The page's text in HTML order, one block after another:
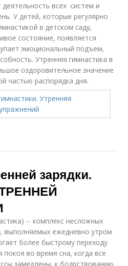
деятельность всех систем и
У детей, которые регулярно
в детском саду,
состояние, появляется
эмоциональный подъем,
Утренняя гимнастика в
оздоровительное значение
частью распорядка дня.
зарядки.
-- комплекс несложных
выполняемых ежедневно утром
более быстрому переходу
покоя во время сна, когда все
замедлены, к бодрствованию,